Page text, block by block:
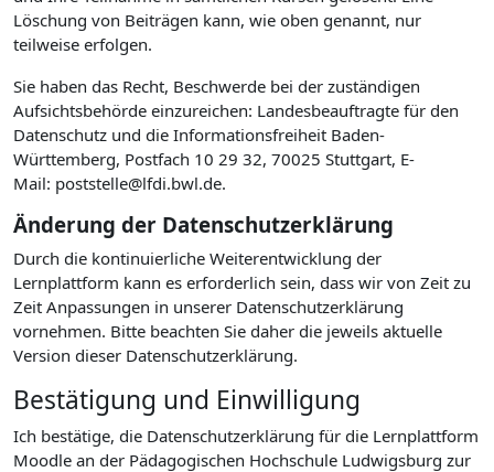
Löschung von Beiträgen kann, wie oben genannt, nur
teilweise erfolgen.
Sie haben das Recht, Beschwerde bei der zuständigen
Aufsichtsbehörde einzureichen: Landesbeauftragte für den
Datenschutz und die Informationsfreiheit Baden-
Württemberg, Postfach 10 29 32, 70025 Stuttgart, E-
Mail: poststelle@lfdi.bwl.de.
Änderung der Datenschutzerklärung
Durch die kontinuierliche Weiterentwicklung der
Lernplattform kann es erforderlich sein, dass wir von Zeit zu
Zeit Anpassungen in unserer Datenschutzerklärung
vornehmen. Bitte beachten Sie daher die jeweils aktuelle
Version dieser Datenschutzerklärung.
Bestätigung und Einwilligung
Ich bestätige, die Datenschutzerklärung für die Lernplattform
Moodle an der Pädagogischen Hochschule Ludwigsburg zur